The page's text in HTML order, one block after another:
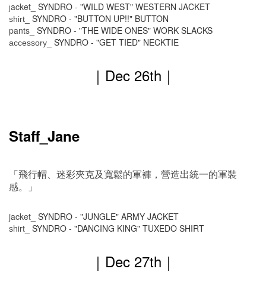
jacket_ SYNDRO - "WILD WEST" WESTERN JACKET
shirt_ SYNDRO - "BUTTON UP!!" BUTTON
pants_ SYNDRO - "THE WIDE ONES" WORK SLACKS
accessory_ SYNDRO - "GET TIED" NECKTIE
｜ Dec 26th ｜
Staff_Jane
「飛行帽、迷彩夾克及寬鬆的軍褲，營造出統一的軍裝
感。」
jacket_ SYNDRO - "JUNGLE" ARMY JACKET
shirt_ SYNDRO - "DANCING KING" TUXEDO SHIRT
｜ Dec 27th ｜